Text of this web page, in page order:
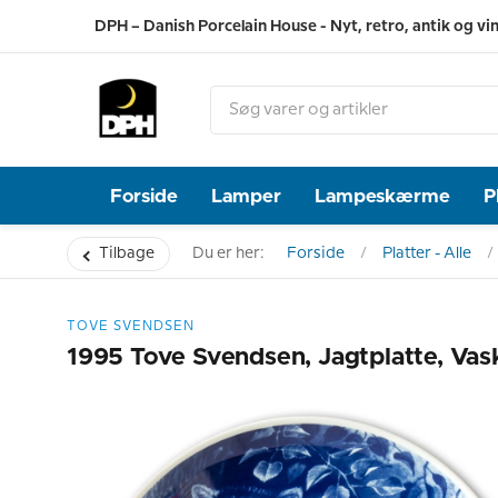
DPH – Danish Porcelain House - Nyt, retro, antik og
Forside Lamper Lampeskærme
Tilbage Du er her: Forside Platter - Alle
TOVE SVENDSEN
1995 Tove Svendsen, Jagtplatte,